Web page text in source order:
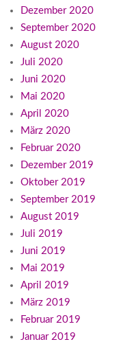
Dezember 2020
September 2020
August 2020
Juli 2020
Juni 2020
Mai 2020
April 2020
März 2020
Februar 2020
Dezember 2019
Oktober 2019
September 2019
August 2019
Juli 2019
Juni 2019
Mai 2019
April 2019
März 2019
Februar 2019
Januar 2019